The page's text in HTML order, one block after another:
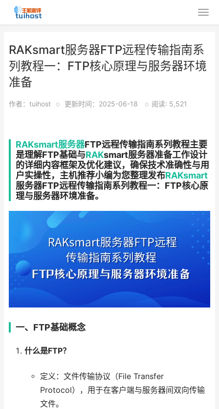
RAKsmart服务器FTP远程传输指南系
列教程一：FTP核心原理与服务器环境
准备
作者：tuihost o 更新时间：2025-06-18 o 阅读: 5,521
RAKsmart服务器FTP远程传输指南系列教程主要
是理解FTP基础与RAKsmart服务器准备工作设计
的详细内容框架及优化建议，确保技术准确性与用
户实操性，主机推荐小编为您整理发布RAKsmart
服务器FTP远程传输指南系列教程一：FTP核心原
理与服务器环境准备。
一、FTP基础概念
什么是FTP？
定义：文件传输协议（File Transfer
Protocol），用于在客户端与服务器间双向传输
文件。